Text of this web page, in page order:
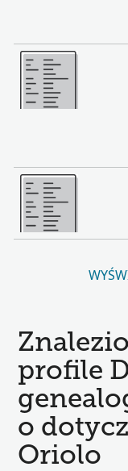
Więcej
Więcej
profile
o
Oriolo